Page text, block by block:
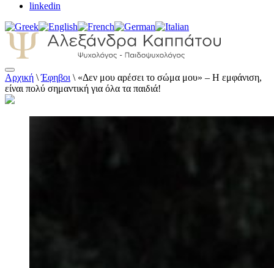
linkedin
Αλεξάνδρα Καππάτου Ψυχολόγος –
Παιδοψυχολόγος
Αρχική \Έφηβοι \ «Δεν μου αρέσει το σώμα μου» – Η εμφάνιση,
είναι πολύ σημαντική για όλα τα παιδιά!